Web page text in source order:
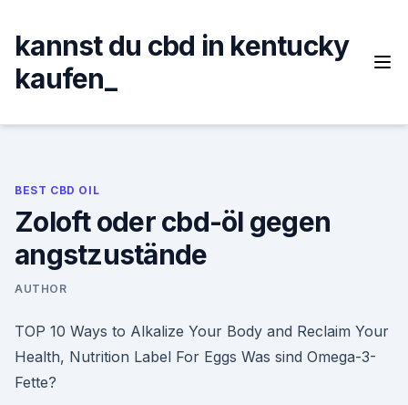
content
kannst du cbd in kentucky
kaufen_
BEST CBD OIL
Zoloft oder cbd-öl gegen
angstzustände
AUTHOR
TOP 10 Ways to Alkalize Your Body and Reclaim Your
Health, Nutrition Label For Eggs Was sind Omega-3-
Fette?